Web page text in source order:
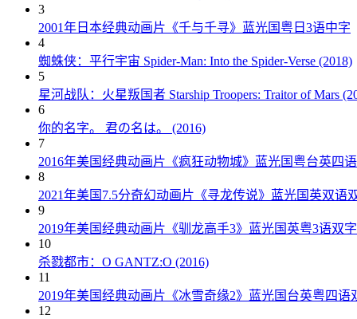
3
2001年日本经典动画片《千与千寻》蓝光国粤日3语中字
4
蜘蛛侠：平行宇宙 Spider-Man: Into the Spider-Verse (2018)
5
星河战队：火星叛国者 Starship Troopers: Traitor of Mars
6
你的名字。 君の名は。 (2016)
7
2016年美国经典动画片《疯狂动物城》蓝光国粤台英四
8
2021年美国7.5分奇幻动画片《寻龙传说》蓝光国英双语
9
2019年美国经典动画片《驯龙高手3》蓝光国英粤3语双字
10
杀戮都市：O GANTZ:O (2016)
11
2019年美国经典动画片《冰雪奇缘2》蓝光国台英粤四语
12